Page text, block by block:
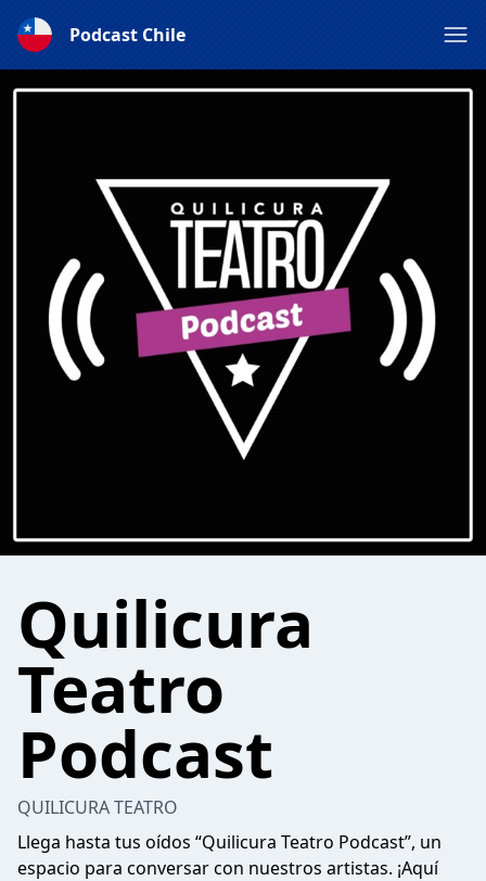
Podcast Chile
Quilicura
Teatro
Podcast
QUILICURA TEATRO
Llega hasta tus oídos “Quilicura Teatro Podcast”, un
espacio para conversar con nuestros artistas. ¡Aquí